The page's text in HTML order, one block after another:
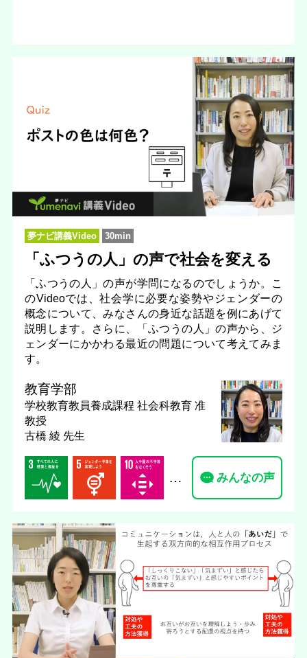
夢ナビ講義Video 30min
「ふつうの人」の声で社会を変える
「ふつうの人」の声が学問になるのでしょうか。こ
のVideoでは、社会学に必要な姿勢やジェンダーの
概念について、みなさんの身近な話題を例にあげて
説明します。さらに、「ふつうの人」の声から、ジ
ェンダーにかかわる最近の問題について考えてみま
す。
教育学部
学校教育教員養成課程 社会科教育 准
教授
古橋 綾 先生
… みんなの声